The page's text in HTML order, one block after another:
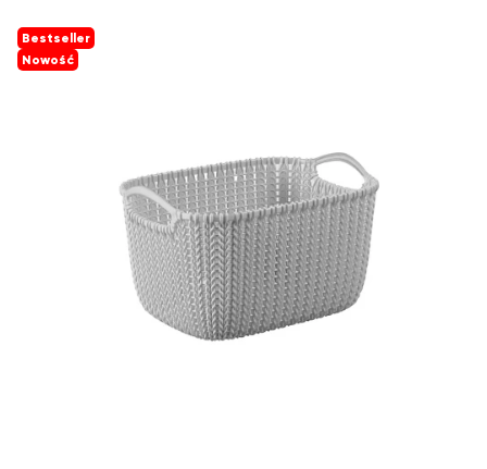
Bestseller
Nowość